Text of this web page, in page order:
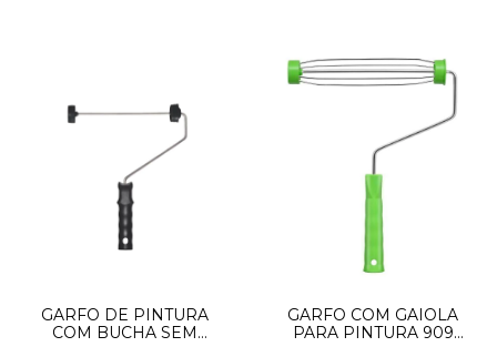
GARFO DE PINTURA
COM BUCHA SEM
GARFO COM GAIOLA
PARA PINTURA 909